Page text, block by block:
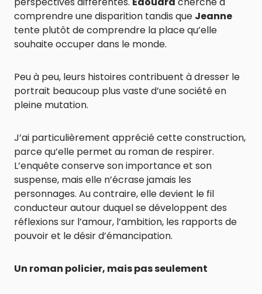
comprendre une disparition tandis que Jeanne
tente plutôt de comprendre la place qu’elle
souhaite occuper dans le monde.
Peu à peu, leurs histoires contribuent à dresser le
portrait beaucoup plus vaste d’une société en
pleine mutation.
J’ai particulièrement apprécié cette construction,
parce qu’elle permet au roman de respirer.
L’enquête conserve son importance et son
suspense, mais elle n’écrase jamais les
personnages. Au contraire, elle devient le fil
conducteur autour duquel se développent des
réflexions sur l’amour, l’ambition, les rapports de
pouvoir et le désir d’émancipation.
Un roman policier, mais pas seulement